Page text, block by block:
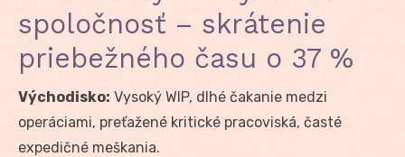
spoločnosť – skrátenie
priebežného času o 37 %
Východisko: Vysoký WIP, dlhé čakanie medzi
operáciami, preťažené kritické pracoviská, časté
expedičné meškania.